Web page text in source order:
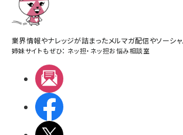
業界情報やナレッジが詰まったメルマガ配信やソーシャ
姉妹サイトもぜひ： ネッ担・ ネッ担お悩み相談室